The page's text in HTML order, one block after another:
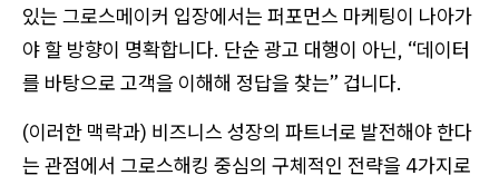
있는 그로스메이커 입장에서는 퍼포먼스 마케팅이 나아가
야 할 방향이 명확합니다. 단순 광고 대행이 아닌, “데이터
를 바탕으로 고객을 이해해 정답을 찾는” 겁니다.
(이러한 맥락과) 비즈니스 성장의 파트너로 발전해야 한다
는 관점에서 그로스해킹 중심의 구체적인 전략을 4가지로